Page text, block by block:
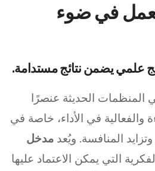
في ضوء
علمي يضمن نتائج مستدامة.
الحديثة عنصرًا
والفعالية في الأداء، خاصة في
المنافسة. ويُعدمدخل
التي يمكن الاعتماد عليها